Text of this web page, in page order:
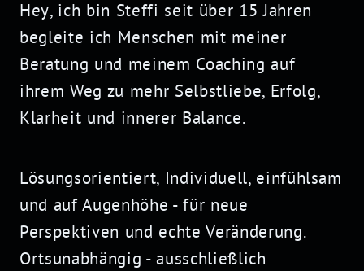
Hey, ich bin Steffi seit über 15 Jahren
begleite ich Menschen mit meiner
Beratung und meinem Coachingauf
ihrem Weg zu mehr Selbstliebe, Erfolg,
Klarheit und innerer Balance.
Lösungsorientiert, Individuell, einfühlsam
und auf Augenhöhe - für neue
Perspektiven und echte Veränderung.
Ortsunabhängig - ausschließlich